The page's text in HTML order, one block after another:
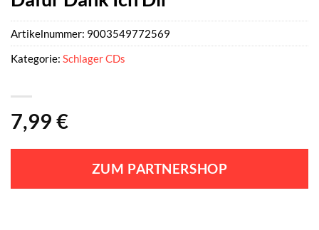
7,99 €
ZUM PARTNERSHOP
Artikelnummer: 9003549772569
Kategorie: Schlager CDs